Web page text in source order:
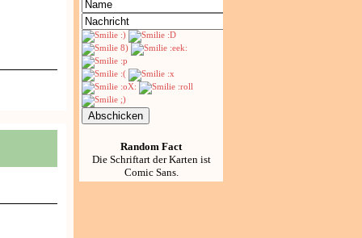
Random Fact
Die Schriftart der Karten ist
Comic Sans.